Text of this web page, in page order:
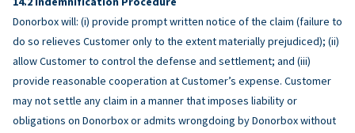
Donorbox will: (i) provide prompt written notice of the claim (failure to
do so relieves Customer only to the extent materially prejudiced); (ii)
allow Customer to control the defense and settlement; and (iii)
provide reasonable cooperation at Customer’s expense. Customer
may not settle any claim in a manner that imposes liability or
obligations on Donorbox or admits wrongdoing by Donorbox without